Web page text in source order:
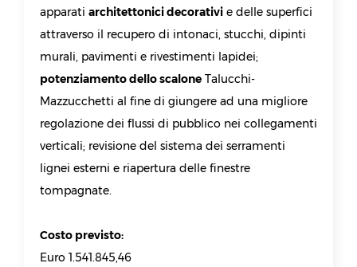
apparati architettonici decorativi e delle superfici
attraverso il recupero di intonaci, stucchi, dipinti
murali, pavimenti e rivestimenti lapidei;
potenziamento dello scalone Talucchi-
Mazzucchetti al fine di giungere ad una migliore
regolazione dei flussi di pubblico nei collegamenti
verticali; revisione del sistema dei serramenti
lignei esterni e riapertura delle finestre
tompagnate.
Costo previsto:
Euro 1.541.845,46